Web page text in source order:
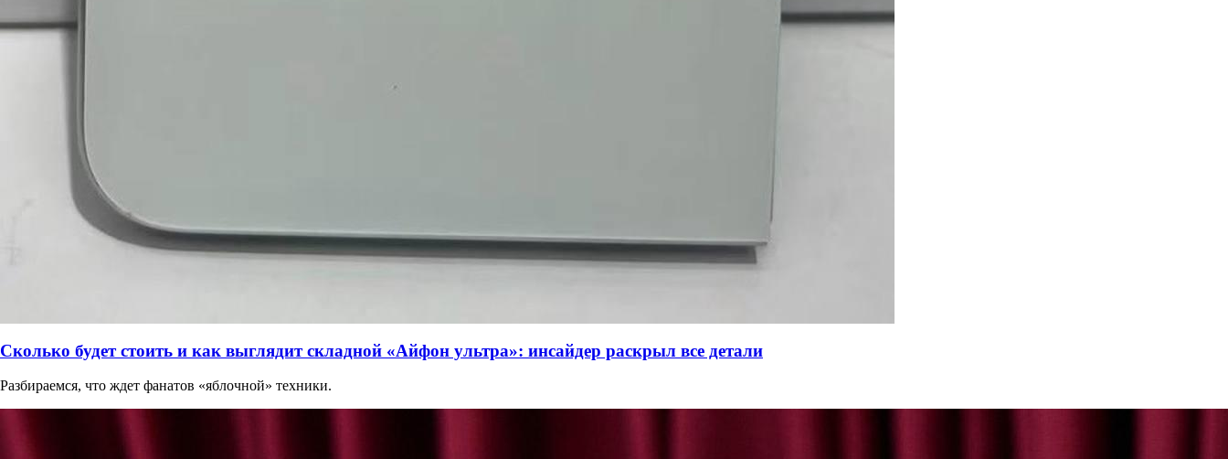
Сколько будет стоить и как выглядит складной «Айфон ультра»: инсайдер раскрыл все детали
Разбираемся, что ждет фанатов «яблочной» техники.